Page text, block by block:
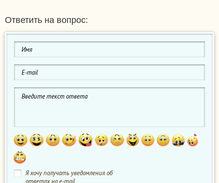
Ответить на вопрос:
Я хочу получать уведомления об